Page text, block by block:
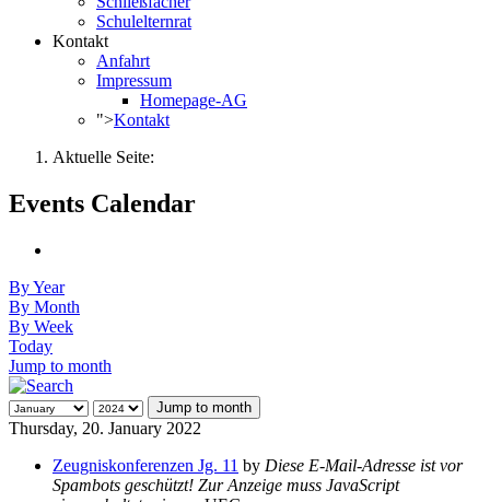
Schulelternrat
Kontakt
Anfahrt
Impressum
Homepage-AG
">Kontakt
Aktuelle Seite:
Events Calendar
By Year
By Month
By Week
Today
Jump to month
Jump to month
Thursday, 20. January 2022
Zeugniskonferenzen Jg. 11 by Diese E-Mail-Adresse ist vor
Spambots geschützt! Zur Anzeige muss JavaScript